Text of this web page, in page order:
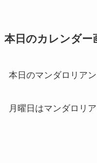
本日のカレンダー
本日のマンダロリア
月曜日はマンダロリ